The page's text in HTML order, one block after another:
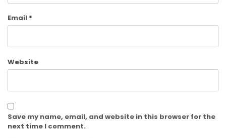
Email *
Website
Save my name, email, and website in this browser for the
next time I comment.